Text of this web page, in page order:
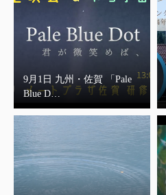
9月1日 九州・佐賀 「Pale
Blue D…